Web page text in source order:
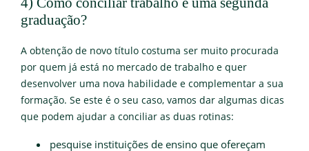
graduação?
A obtenção de novo título costuma ser muito procurada
por quem já está no mercado de trabalho e quer
desenvolver uma nova habilidade e complementar a sua
formação. Se este é o seu caso, vamos dar algumas dicas
que podem ajudar a conciliar as duas rotinas:
pesquise instituições de ensino que ofereçam